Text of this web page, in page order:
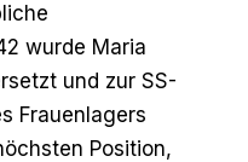
wurde Maria
und zur SS-
Frauenlagers
Position,